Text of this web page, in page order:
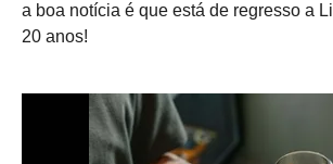
a boa notícia é que está de regresso a
20 anos!